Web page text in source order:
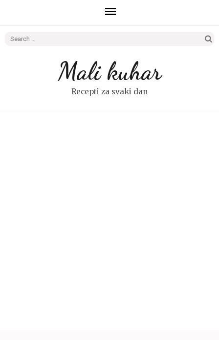
Search
Mali kuhar
Recepti za svaki dan